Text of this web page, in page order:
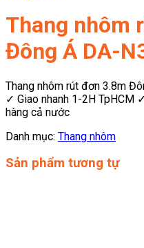
Thang nhôm
Đông Á DA-
Thang nhôm rút đơn 3.8m
✓ Giao nhanh 1-2H TpHCM
hàng cả nước
Danh mục: Thang nhôm
Sản phẩm tương tự